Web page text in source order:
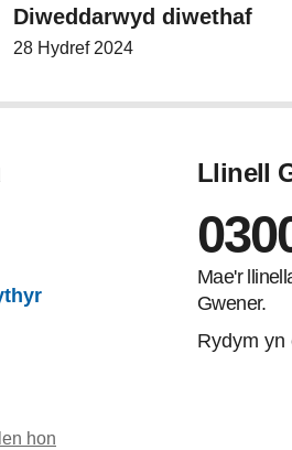
Diweddarwyd diwethaf
28 Hydref 2024
Llinell
Mae'r
Gwener.
Rydym yn
hon